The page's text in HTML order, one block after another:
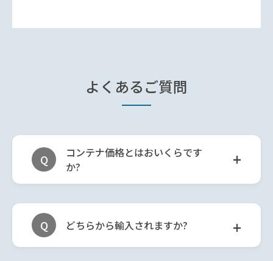
よくあるご質問
Q
コンテナ価格とはおいくらです
か?
+
Q どちらから輸入されますか? +